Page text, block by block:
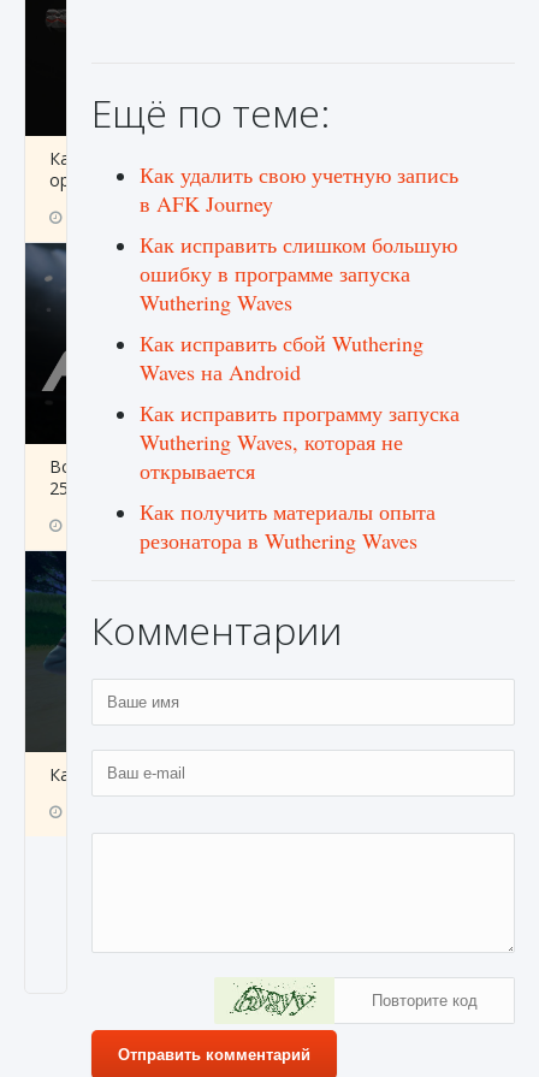
Как разблокировать чертеж счастливого
оружия в MW3 и Warzone
9 августа 2024
Все новые функции Ultimate Team в EA FC
25
9 августа 2024 1 297 0 0
Как включить чат в Fortnite
Ещё по теме:
Как удалить свою учетную запись
в AFK Journey
Как исправить слишком большую
ошибку в программе запуска
Wuthering Waves
Как исправить сбой Wuthering
Waves на Android
Как исправить программу запуска
Wuthering Waves, которая не
открывается
Как получить материалы опыта
резонатора в Wuthering Waves
Комментарии
Отправить комментарий